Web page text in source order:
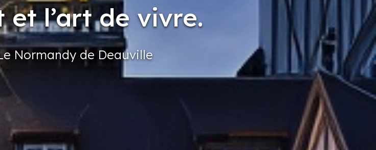
l’art de vivre.
Normandy de Deauville